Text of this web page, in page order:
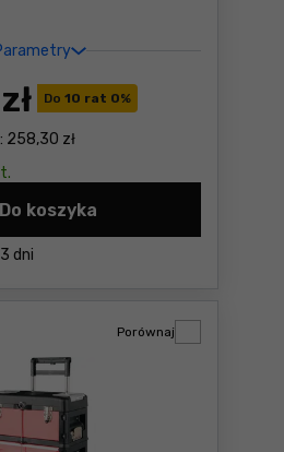
Do 10 rat 0%
258,30 zł
dni
Do koszyka
Skrzynka narzędziowa
Porównaj